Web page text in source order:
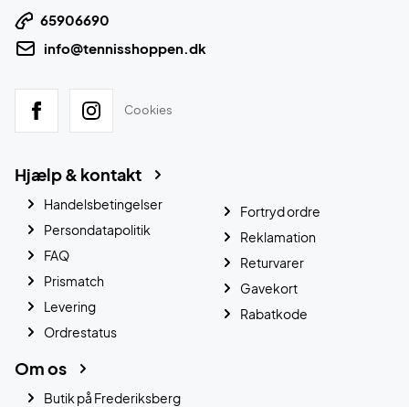
65906690
info@tennisshoppen.dk
Cookies
Hjælp & kontakt
Handelsbetingelser
Persondatapolitik
FAQ
Prismatch
Levering
Ordrestatus
Fortryd ordre
Reklamation
Returvarer
Gavekort
Rabatkode
Om os
Butik på Frederiksberg